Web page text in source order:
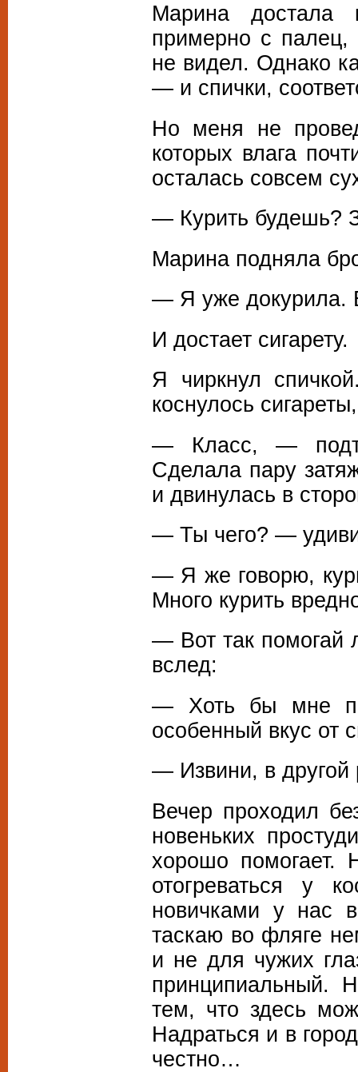
Марина достала
примерно с палец,
не видел. Однако
— и спички,
Но меня не
которых влага
осталась совсем
— Курить будешь?
Марина подняла
— Я уже докурила.
И достает сигарету.
Я чиркнул
коснулось
— Класс, —
Сделала пару
и двинулась в
— Ты чего? —
— Я же говорю,
Много курить
— Вот так помогай
вслед:
— Хоть бы мне
особенный вкус от
— Извини, в другой
Вечер проходил
новеньких
хорошо помогает.
отогреваться у
новичками у нас
таскаю во фляге
и не для чужих
принципиальный.
тем, что здесь
Надраться и в
честно…